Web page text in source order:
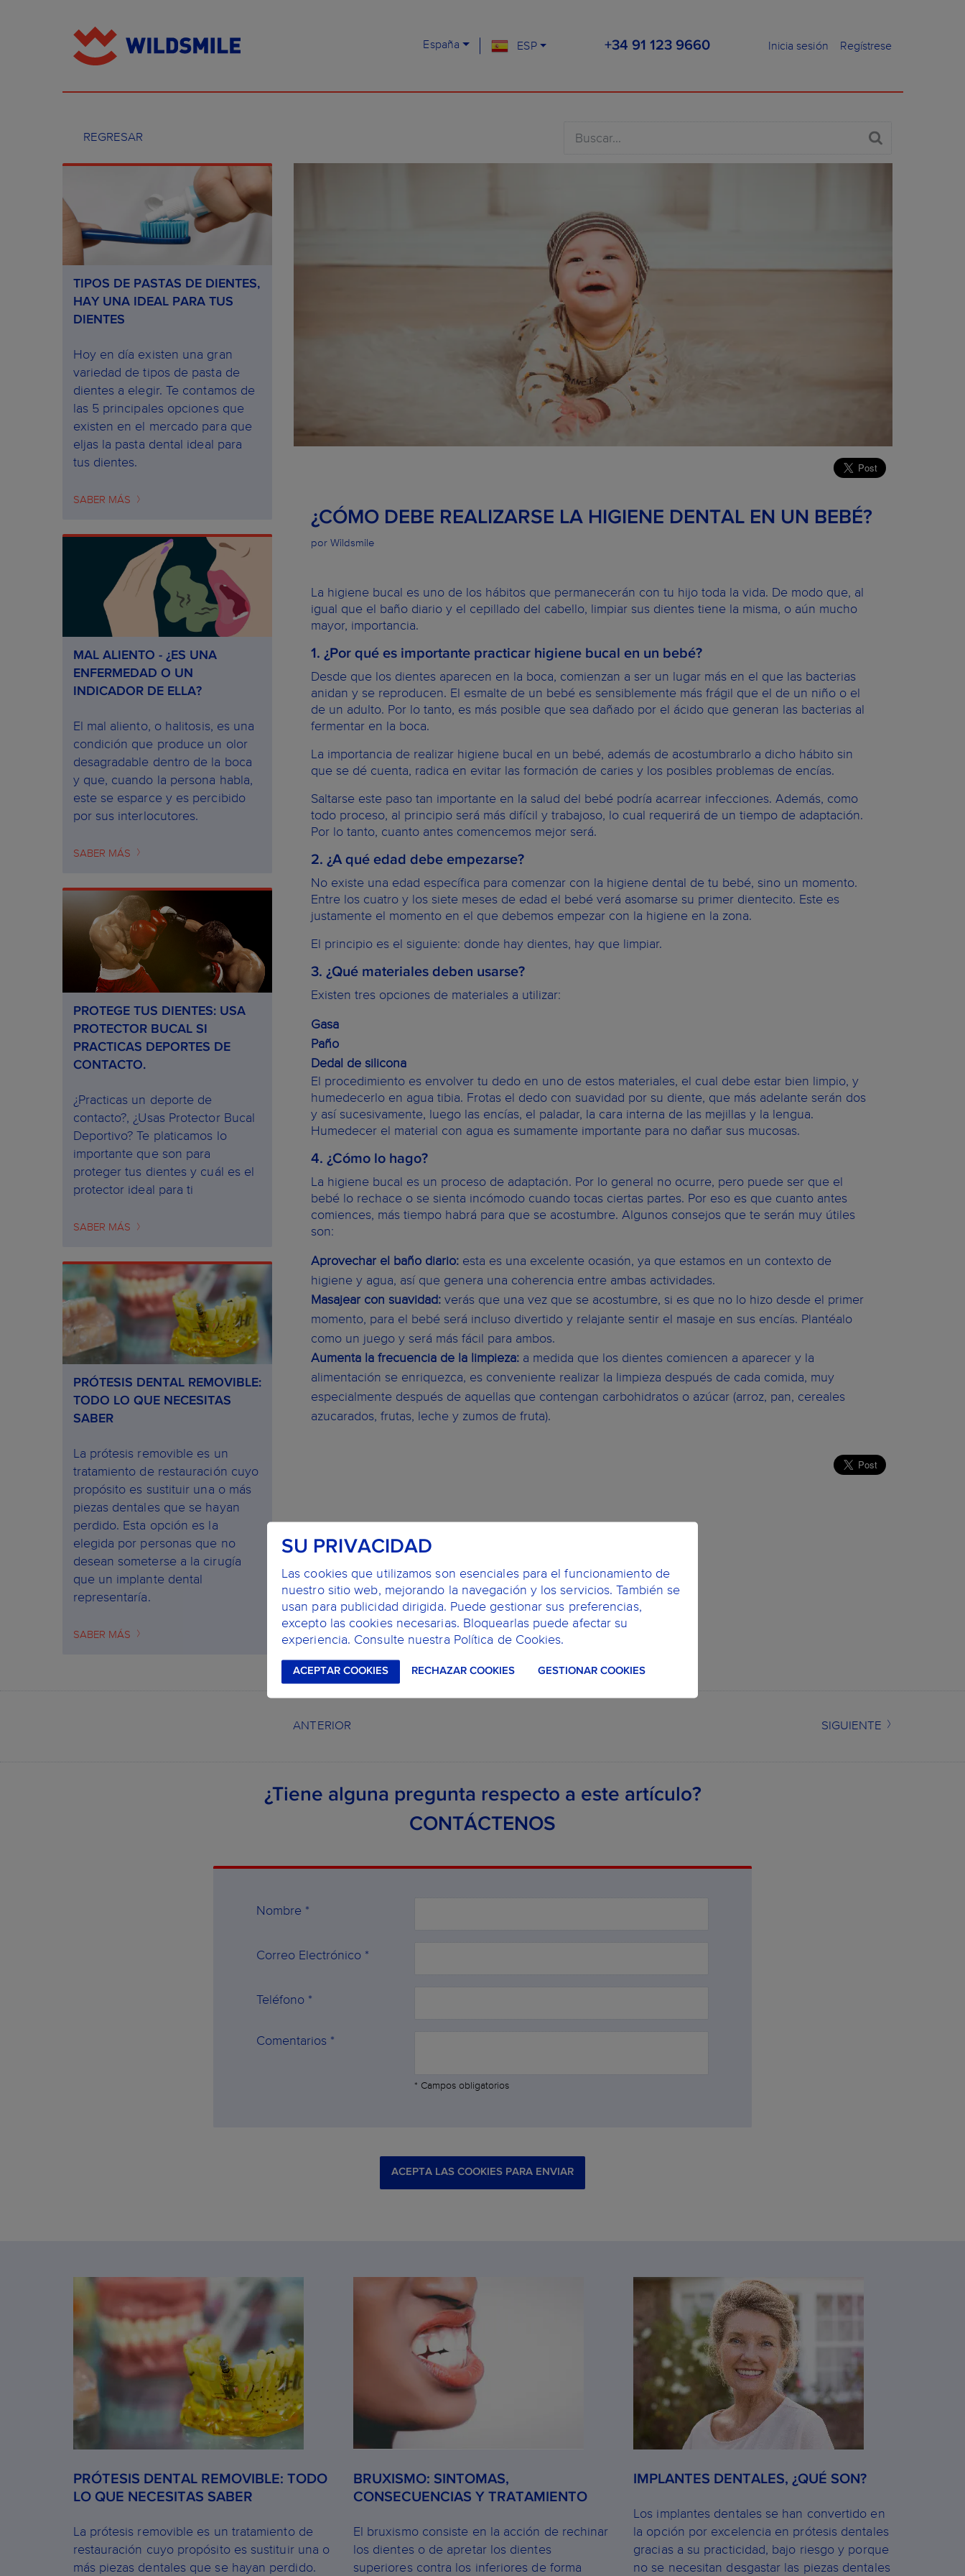
España ESP +34 91 123 9660 Inicia sesión Regístrese
REGRESAR
TIPOS DE PASTAS DE DIENTES,
HAY UNA IDEAL PARA TUS
DIENTES
Hoy en día existen una gran
variedad de tipos de pasta de
dientes a elegir. Te contamos de
las 5 principales opciones que
existen en el mercado para que
eljas la pasta dental ideal para
tus dientes.
SABER MÁS
MAL ALIENTO - ¿ES UNA
ENFERMEDAD O UN
INDICADOR DE ELLA?
El mal aliento, o halitosis, es una
condición que produce un olor
desagradable dentro de la boca
y que, cuando la persona habla,
este se esparce y es percibido
por sus interlocutores.
SABER MÁS
PROTEGE TUS DIENTES: USA
PROTECTOR BUCAL SI
PRACTICAS DEPORTES DE
CONTACTO.
¿Practicas un deporte de
contacto?, ¿Usas Protector Bucal
Deportivo? Te platicamos lo
importante que son para
proteger tus dientes y cuál es el
protector ideal para ti
SABER MÁS
PRÓTESIS DENTAL REMOVIBLE:
TODO LO QUE NECESITAS
SABER
La prótesis removible es un
tratamiento de restauración cuyo
propósito es sustituir una o más
piezas dentales que se hayan
perdido. Esta opción es la
elegida por personas que no
desean someterse a la cirugía
que un implante dental
representaría.
SABER MÁS
¿CÓMO DEBE REALIZARSE LA HIGIENE DENTAL EN UN BEBÉ?
por Wildsmile
La higiene bucal es uno de los hábitos que permanecerán con tu hijo toda la vida. De modo que, al
igual que el baño diario y el cepillado del cabello, limpiar sus dientes tiene la misma, o aún mucho
mayor, importancia.
1. ¿Por qué es importante practicar higiene bucal en un bebé?
Desde que los dientes aparecen en la boca, comienzan a ser un lugar más en el que las bacterias
anidan y se reproducen. El esmalte de un bebé es sensiblemente más frágil que el de un niño o el
de un adulto. Por lo tanto, es más posible que sea dañado por el ácido que generan las bacterias al
fermentar en la boca.
La importancia de realizar higiene bucal en un bebé, además de acostumbrarlo a dicho hábito sin
que se dé cuenta, radica en evitar las formación de caries y los posibles problemas de encías.
Saltarse este paso tan importante en la salud del bebé podría acarrear infecciones. Además, como
todo proceso, al principio será más difícil y trabajoso, lo cual requerirá de un tiempo de adaptación.
Por lo tanto, cuanto antes comencemos mejor será.
2. ¿A qué edad debe empezarse?
No existe una edad específica para comenzar con la higiene dental de tu bebé, sino un momento.
Entre los cuatro y los siete meses de edad el bebé verá asomarse su primer dientecito. Este es
justamente el momento en el que debemos empezar con la higiene en la zona.
El principio es el siguiente: donde hay dientes, hay que limpiar.
3. ¿Qué materiales deben usarse?
Existen tres opciones de materiales a utilizar:
Gasa
Paño
Dedal de silicona
El procedimiento es envolver tu dedo en uno de estos materiales, el cual debe estar bien limpio, y
humedecerlo en agua tibia. Frotas el dedo con suavidad por su diente, que más adelante serán dos
y así sucesivamente, luego las encías, el paladar, la cara interna de las mejillas y la lengua.
Humedecer el material con agua es sumamente importante para no dañar sus mucosas.
4. ¿Cómo lo hago?
La higiene bucal es un proceso de adaptación. Por lo general no ocurre, pero puede ser que el
bebé lo rechace o se sienta incómodo cuando tocas ciertas partes. Por eso es que cuanto antes
comiences, más tiempo habrá para que se acostumbre. Algunos consejos que te serán muy útiles
son:
Aprovechar el baño diario: esta es una excelente ocasión, ya que estamos en un contexto de
higiene y agua, así que genera una coherencia entre ambas actividades.
Masajear con suavidad: verás que una vez que se acostumbre, si es que no lo hizo desde el primer
momento, para el bebé será incluso divertido y relajante sentir el masaje en sus encías. Plantéalo
como un juego y será más fácil para ambos.
Aumenta la frecuencia de la limpieza: a medida que los dientes comiencen a aparecer y la
alimentación se enriquezca, es conveniente realizar la limpieza después de cada comida, muy
especialmente después de aquellas que contengan carbohidratos o azúcar (arroz, pan, cereales
azucarados, frutas, leche y zumos de fruta).
ANTERIOR SIGUIENTE
¿Tiene alguna pregunta respecto a este artículo?
CONTÁCTENOS
Nombre *
Correo Electrónico *
Teléfono *
Comentarios *
* Campos obligatorios
ACEPTA LAS COOKIES PARA ENVIAR
PRÓTESIS DENTAL REMOVIBLE: TODO
LO QUE NECESITAS SABER
La prótesis removible es un tratamiento de
restauración cuyo propósito es sustituir una o
más piezas dentales que se hayan perdido.
BRUXISMO: SINTOMAS,
CONSECUENCIAS Y TRATAMIENTO
El bruxismo consiste en la acción de rechinar
los dientes o de apretar los dientes
superiores contra los inferiores de forma
IMPLANTES DENTALES, ¿QUÉ SON?
Los implantes dentales se han convertido en
la opción por excelencia en prótesis dentales
gracias a su practicidad, bajo riesgo y porque
no se necesitan desgastar las piezas dentales
SU PRIVACIDAD
Las cookies que utilizamos son esenciales para el funcionamiento de
nuestro sitio web, mejorando la navegación y los servicios. También se
usan para publicidad dirigida. Puede gestionar sus preferencias,
excepto las cookies necesarias. Bloquearlas puede afectar su
experiencia. Consulte nuestra Política de Cookies.
ACEPTAR COOKIES RECHAZAR COOKIES GESTIONAR COOKIES